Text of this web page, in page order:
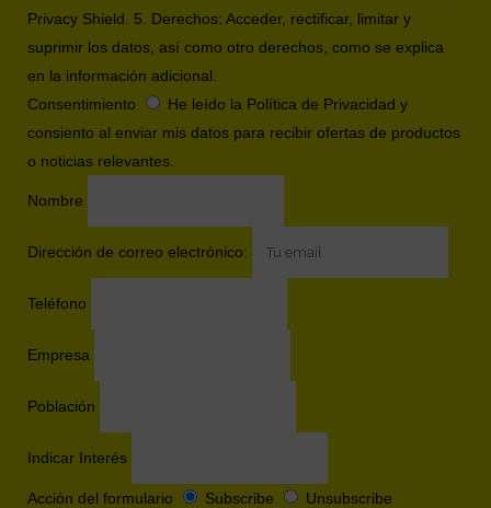
Privacy Shield. 5. Derechos: Acceder, rectificar, limitar y
suprimir los datos, así como otro derechos, como se explica
en la información adicional.
Consentimiento
He leído la Política de Privacidad y
consiento al enviar mis datos para recibir ofertas de productos
o noticias relevantes.
Nombre
Dirección de correo electrónico:
Teléfono
Empresa
Población
Indicar Interés
Acción del formulario Subscribe
Unsubscribe